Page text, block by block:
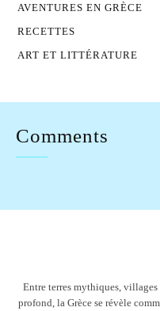
AVENTURES EN GRÈCE
RECETTES
ART ET LITTÉRATURE
Comments
Entre terres mythiques,
profond, la Grèce se révèle